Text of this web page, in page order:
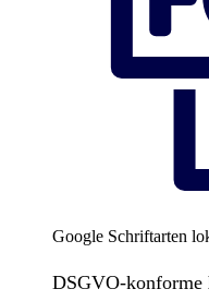
Google Schriftarten
DSGVO-konforme